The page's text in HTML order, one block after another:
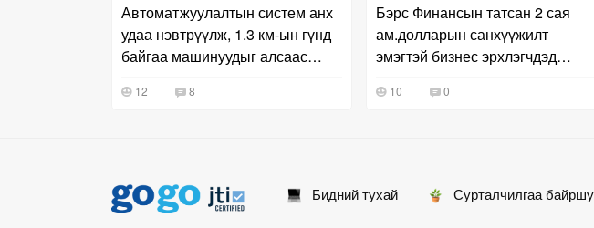
Автоматжуулалтын систем анх
удаа нэвтрүүлж, 1.3 км-ын гүнд
байгаа машинуудыг алсаас
12 8
Бэрс Финансын татсан 2 сая
ам.долларын санхүүжилт
эмэгтэй бизнес эрхлэгчдэд
10 0
Бидний тухай Сурталчилгаа